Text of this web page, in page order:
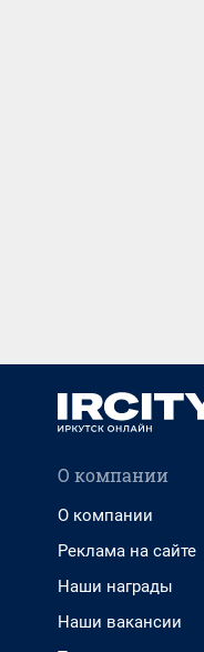
О компании
О компании
Реклама на сайте
Наши награды
Наши вакансии